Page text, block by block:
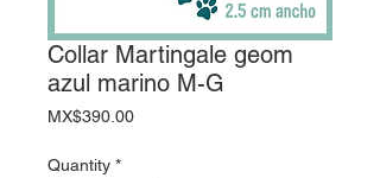
Collar Martingale geom
azul marino M-G
MX$390.00Price
Quantity *